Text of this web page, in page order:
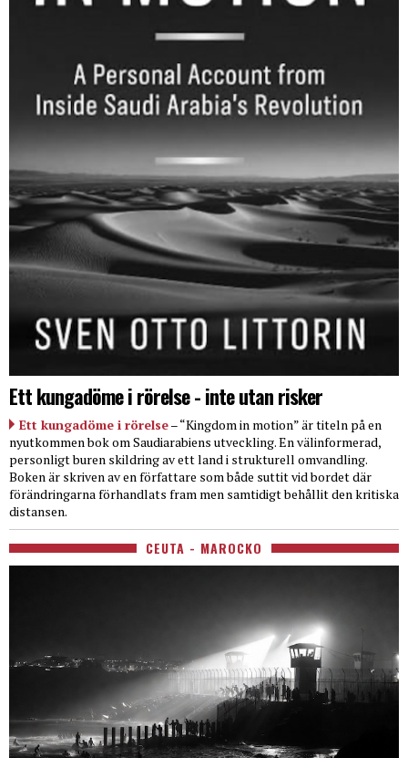
Ett kungadöme i rörelse - inte utan risker
Ett kungadöme i rörelse– “Kingdom in motion” är titeln på en
nyutkommen bok om Saudiarabiens utveckling. En välinformerad,
personligt buren skildring av ett land i strukturell omvandling.
Boken är skriven av en författare som både suttit vid bordet där
förändringarna förhandlats fram men samtidigt behållit den kritiska
distansen.
CEUTA - MAROCKO